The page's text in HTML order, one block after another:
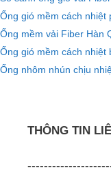
Ống gió mềm cách nhiệt
Ống mềm vải Fiber Hàn
Ống gió mềm cách nhiệt
Ống nhôm nhún chịu
THÔNG TIN